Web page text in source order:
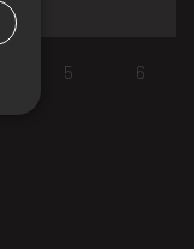
5 6